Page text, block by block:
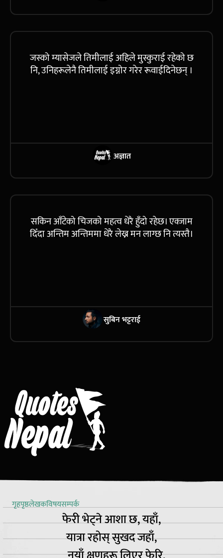
जस्को म्यासेजले तिमीलाई अहिले मुस्कुराई रहेको छ
नि, उनिहरूलेनै तिमीलाई इग्नोर गरेर रूवाईदिनेछन् ।
अज्ञात
सकिन आँटेको चिजको महत्व धेरै हुँदो रहेछ। एक्जाम
दिँदा अन्तिम अन्तिममा धेरै लेख्न मन लाग्छ नि त्यस्तै।
सुबिन भट्टराई
गृहपृष्ठलेखकविषयसम्पर्क
फेरी भेट्ने आशा छ, यहाँ,
यात्रा रहोस् सुखद जहाँ,